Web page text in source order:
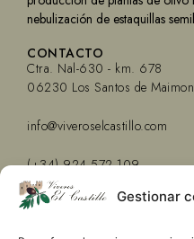
Gestionar
nebulización de estaquillas
CONTACTO
Ctra. Nal-630 - km. 678
06230 Los Santos de
info@viveroselcastillo.com
(+34) 924 572 109
INFO
Aviso Legal